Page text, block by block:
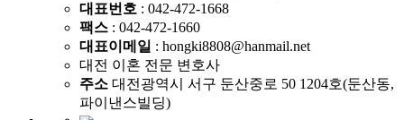
대표번호 : 042-472-1668
팩스 : 042-472-1660
대표이메일 : hongki8808@hanmail.net
대전 이혼 전문 변호사
주소 대전광역시 서구 둔산중로 50 1204호(둔산동,
파이낸스빌딩)